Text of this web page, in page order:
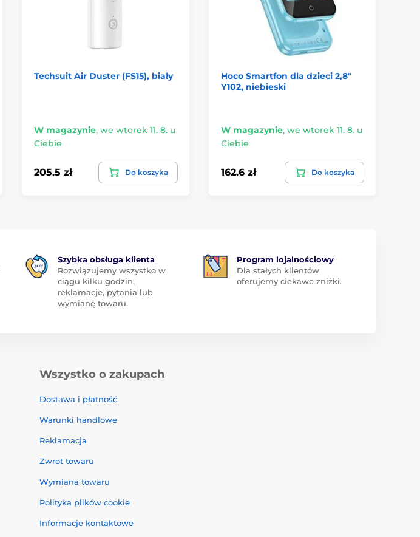
Techsuit Air Duster (FS15), biały
W magazynie, we wtorek 11. 8. u
Ciebie
205.5 zł Do koszyka
Hoco Smartfon dla dzieci 2,8"
Y102, niebieski
W magazynie, we wtorek 11. 8. u
Ciebie
162.6 zł Do koszyka
Szybka obsługa klienta
Rozwiązujemy wszystko w
ciągu kilku godzin,
reklamacje, pytania lub
wymianę towaru.
Program lojalnościowy
Dla stałych klientów
oferujemy ciekawe zniżki.
Wszystko o zakupach
Dostawa i płatność
Warunki handlowe
Reklamacja
Zwrot towaru
Wymiana towaru
Polityka plików cookie
Informacje kontaktowe